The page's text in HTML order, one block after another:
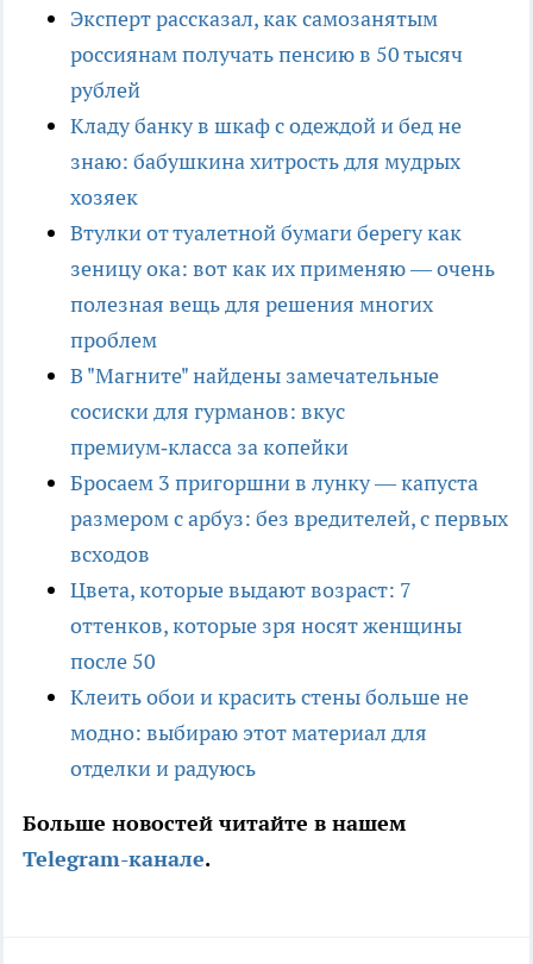
Эксперт рассказал, как самозанятым
россиянам получать пенсию в 50 тысяч
рублей
Кладу банку в шкаф с одеждой и бед не
знаю: бабушкина хитрость для мудрых
хозяек
Втулки от туалетной бумаги берегу как
зеницу ока: вот как их применяю — очень
полезная вещь для решения многих
проблем
В "Магните" найдены замечательные
сосиски для гурманов: вкус
премиум‑класса за копейки
Бросаем 3 пригоршни в лунку — капуста
размером с арбуз: без вредителей, с первых
всходов
Цвета, которые выдают возраст: 7
оттенков, которые зря носят женщины
после 50
Клеить обои и красить стены больше не
модно: выбираю этот материал для
отделки и радуюсь
Больше новостей читайте в нашем
Telegram-канале.